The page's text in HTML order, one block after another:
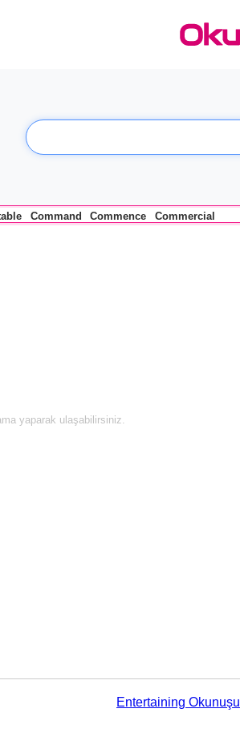
Command Commence Commercial
yaparak ulaşabilirsiniz.
Entertaining Okunuşu